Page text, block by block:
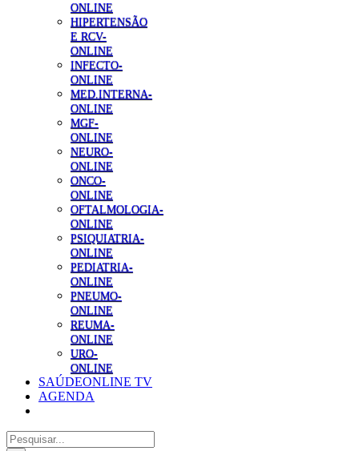
ONLINE
HIPERTENSÃO
E RCV-
ONLINE
INFECTO-
ONLINE
MED.INTERNA-
ONLINE
MGF-
ONLINE
NEURO-
ONLINE
ONCO-
ONLINE
OFTALMOLOGIA-
ONLINE
PSIQUIATRIA-
ONLINE
PEDIATRIA-
ONLINE
PNEUMO-
ONLINE
REUMA-
ONLINE
URO-
ONLINE
SAÚDEONLINE TV
AGENDA
Pesquisar